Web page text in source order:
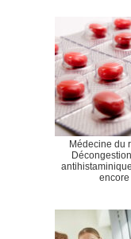
Médecine du
encore